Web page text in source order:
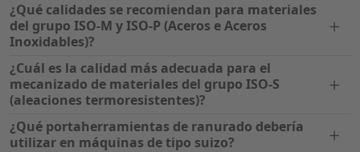
¿Qué calidades se recomiendan para materiales
del grupo ISO-M y ISO-P (Aceros e Aceros
Inoxidables)?
¿Cuál es la calidad más adecuada para el
mecanizado de materiales del grupo ISO-S
(aleaciones termoresistentes)?
¿Qué portaherramientas de ranurado debería
utilizar en máquinas de tipo suizo?